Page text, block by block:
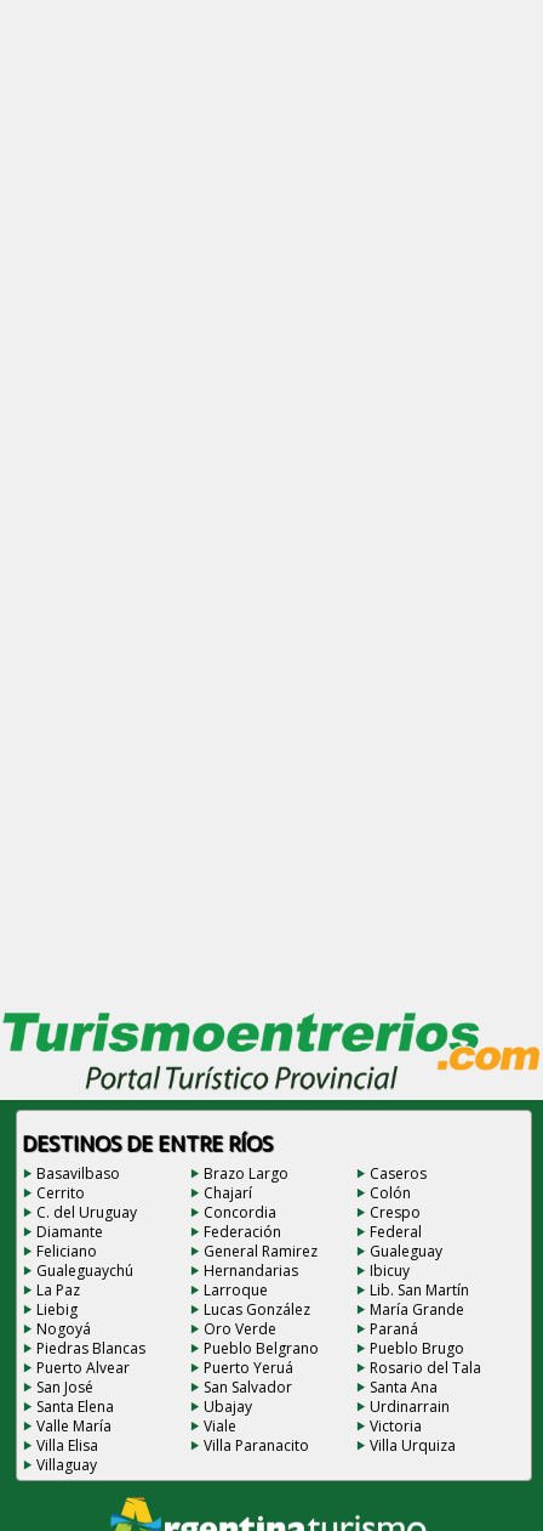
DESTINOS DE ENTRE RÍOS
Basavilbaso Brazo Largo
Caseros
Cerrito
Chajarí
Colón
C. del Uruguay
Concordia
Crespo
Diamante
Federación
Federal
Feliciano
General Ramirez
Gualeguay
Gualeguaychú
Hernandarias
Ibicuy
La Paz
Larroque
Lib. San Martín
Liebig
Lucas González
María Grande
Nogoyá
Oro Verde
Paraná
Piedras Blancas
Pueblo Belgrano
Pueblo Brugo
Puerto Alvear
Puerto Yeruá
Rosario del Tala
San José
San Salvador
Santa Ana
Santa Elena
Ubajay
Urdinarrain
Valle María
Viale
Victoria
Villa Elisa
Villa Paranacito
Villa Urquiza
Villaguay